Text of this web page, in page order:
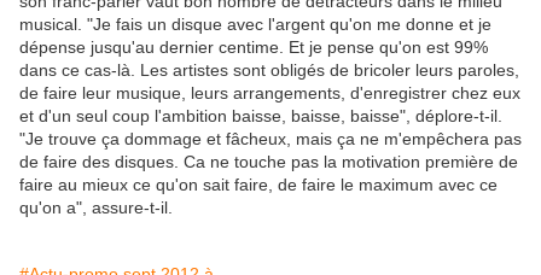
musical. "Je fais un disque avec l'argent qu'on me donne et je
dépense jusqu'au dernier centime. Et je pense qu'on est 99%
dans ce cas-là. Les artistes sont obligés de bricoler leurs paroles,
de faire leur musique, leurs arrangements, d'enregistrer chez eux
et d'un seul coup l'ambition baisse, baisse, baisse", déplore-t-il.
"Je trouve ça dommage et fâcheux, mais ça ne m'empêchera pas
de faire des disques. Ca ne touche pas la motivation première de
faire au mieux ce qu'on sait faire, de faire le maximum avec ce
qu'on a", assure-t-il.